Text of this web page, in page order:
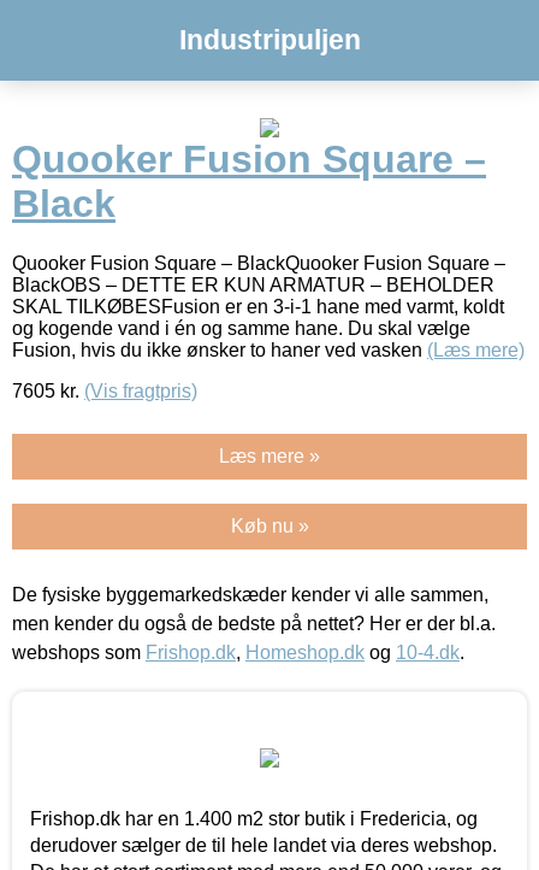
Industripuljen
Quooker Fusion Square –
Black
Quooker Fusion Square – BlackQuooker Fusion Square –
BlackOBS – DETTE ER KUN ARMATUR – BEHOLDER
SKAL TILKØBESFusion er en 3-i-1 hane med varmt, koldt
og kogende vand i én og samme hane. Du skal vælge
Fusion, hvis du ikke ønsker to haner ved vasken (Læs mere)
7605 kr. (Vis fragtpris)
Læs mere »
Køb nu »
De fysiske byggemarkedskæder kender vi alle sammen,
men kender du også de bedste på nettet? Her er der bl.a.
webshops som Frishop.dk, Homeshop.dk og 10-4.dk.
Frishop.dk har en 1.400 m2 stor butik i Fredericia, og
derudover sælger de til hele landet via deres webshop.